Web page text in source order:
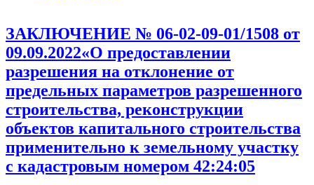
ЗАКЛЮЧЕНИЕ № 06-02-09-01/1508 от
09.09.2022«О предоставлении
разрешения на отклонение от
предельных параметров разрешенного
строительства, реконструкции
объектов капитального строительства
применительно к земельному участку
с кадастровым номером 42:24:05